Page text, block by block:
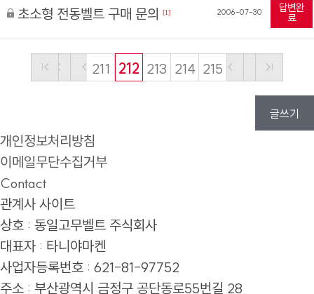
초소형 전동벨트 구매 문의 [1] 2006-07-30 답변완
료
211 212 213 214 215
글쓰기
개인정보처리방침
이메일무단수집거부
Contact
관계사 사이트
상호 : 동일고무벨트 주식회사
대표자 : 타니야마켄
사업자등록번호 : 621-81-97752
주소 : 부산광역시 금정구 공단동로55번길 28